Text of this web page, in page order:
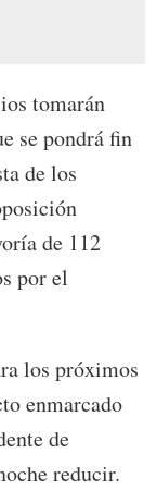
tomarán
se pondrá fin
de los
de 112
por el
los próximos
enmarcado
de
reducir.